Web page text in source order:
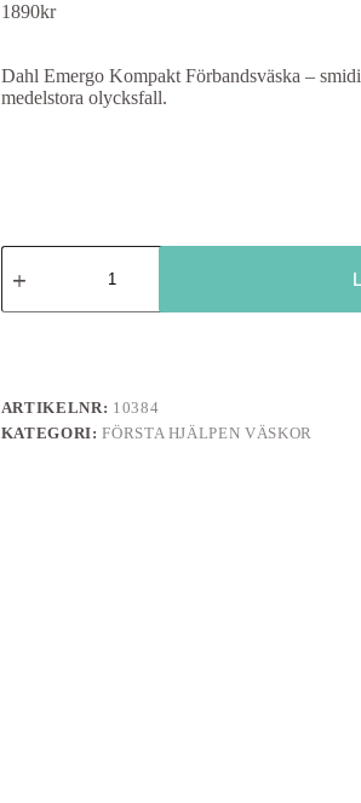
1890kr
Dahl Emergo Kompakt Förbandsväska –
medelstora olycksfall.
Emergo
kompakt
förbandsväska
ARTIKELNR: 10384
KATEGORI:FÖRSTA HJÄLPEN VÄSKOR